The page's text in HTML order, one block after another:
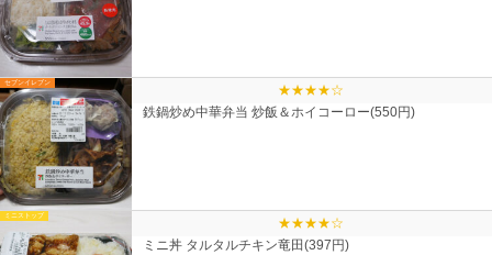
セブンイレブン
★★★★☆
鉄鍋炒め中華弁当 炒飯＆ホイコーロー(550円)
ミニストップ
★★★★☆
ミニ丼 タルタルチキン竜田(397円)